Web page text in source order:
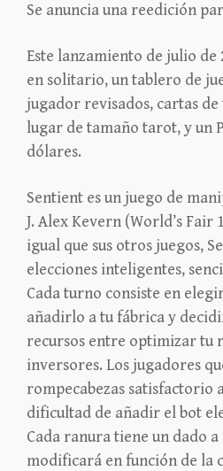
Se anuncia una reedición
Este lanzamiento de julio de
en solitario, un tablero de
jugador revisados, cartas
lugar de tamaño tarot, y un
dólares.
Sentient es un juego de
J. Alex Kevern (World’s Fair
igual que sus otros juegos,
elecciones inteligentes,
Cada turno consiste en
añadirlo a tu fábrica y
recursos entre optimizar tu
inversores. Los jugadores
rompecabezas satisfactorio
dificultad de añadir el bot
Cada ranura tiene un dado a
modificará en función de la